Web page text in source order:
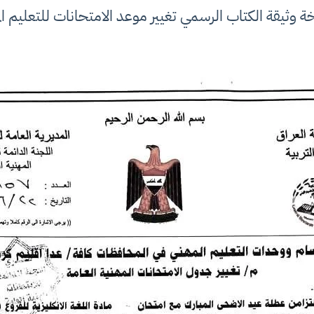
وثيقة الكتاب الرسمي تغيير موعد الامتحانات للتعليم